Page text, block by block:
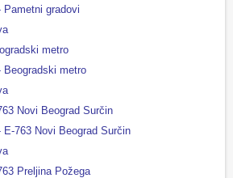
gradovi
metro
metro
Novi Beograd Surčin
763 Novi Beograd Surčin
Preljina Požega